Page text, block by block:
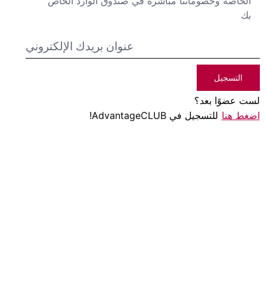
بك
التسجيل
لست عضوًا بعد؟
اضغط هنا للتسجيل في AdvantageCLUB!